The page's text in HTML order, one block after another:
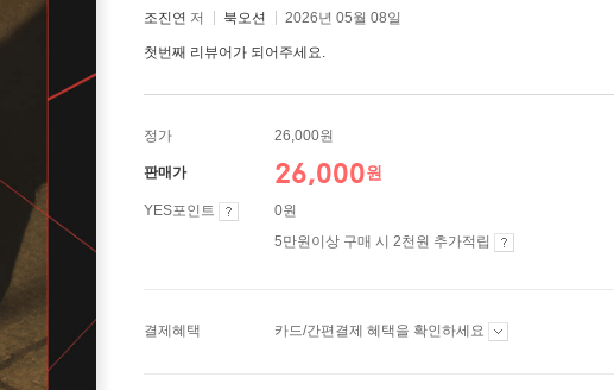
조진연 저 북오션 2026년 05월 08일
첫번째 리뷰어가 되어주세요.
정가 26,000원
판매가 26,000원
YES포인트
0원
5만원이상 구매 시 2천원 추가적립
결제혜택 카드/간편결제 혜택을 확인하세요